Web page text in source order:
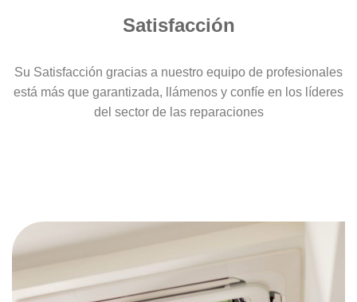
Satisfacción
Su Satisfacción gracias a nuestro equipo de profesionales
está más que garantizada, llámenos y confíe en los líderes
del sector de las reparaciones